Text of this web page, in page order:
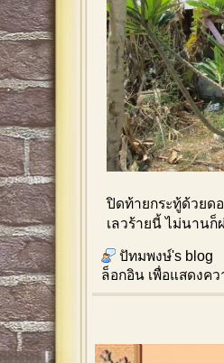
ปิดท้ายกระทู้ด้วยด
เลวร้ายนี้ ไม่นาน
ปัทมพงษ์'s blog
ล็อกอิน เพื่อแสดงค